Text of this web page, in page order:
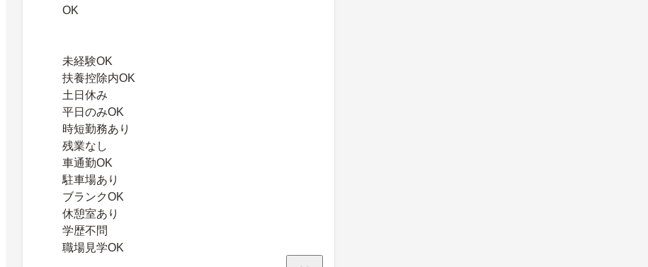
OK
未経験OK
扶養控除内OK
土日休み
平日のみOK
時短勤務あり
残業なし
車通勤OK
駐車場あり
ブランクOK
休憩室あり
学歴不問
職場見学OK